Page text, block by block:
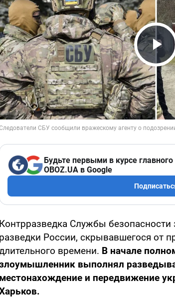
Будьте первыми в курсе
OBOZ.UA в Google
Контрразведка Службы безопасности
разведки России, скрывавшегося от
времени. В начале
выполнял
местонахождение и передвижение